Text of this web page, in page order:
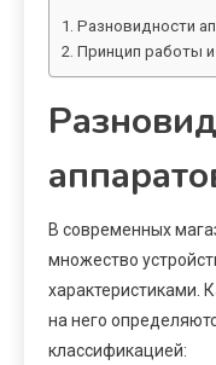
Разновидности
Принцип работы и
В современных
множество
характеристиками.
на него
классификацией: